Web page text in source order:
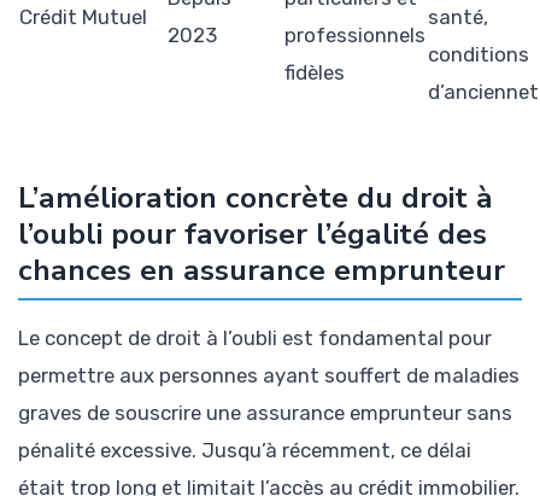
Crédit Mutuel
2023
professionnels
fidèles
santé,
conditions
L’amélioration concrète du droit à
l’oubli pour favoriser l’égalité des
chances en assurance emprunteur
Le concept de droit à l’oubli est fondamental pour
permettre aux personnes ayant souffert de maladies
graves de souscrire une assurance emprunteur sans
pénalité excessive. Jusqu’à récemment, ce délai
était trop long et limitait l’accès au crédit immobilier.